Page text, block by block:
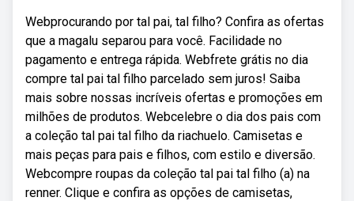
Webprocurando por tal pai, tal filho? Confira as ofertas
que a magalu separou para você. Facilidade no
pagamento e entrega rápida. Webfrete grátis no dia
compre tal pai tal filho parcelado sem juros! Saiba
mais sobre nossas incríveis ofertas e promoções em
milhões de produtos. Webcelebre o dia dos pais com
a coleção tal pai tal filho da riachuelo. Camisetas e
mais peças para pais e filhos, com estilo e diversão.
Webcompre roupas da coleção tal pai tal filho (a) na
renner. Clique e confira as opções de camisetas,